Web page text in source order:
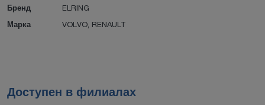
Бренд
ELRING
Марка
VOLVO RENAULT
Доступен в филиалах